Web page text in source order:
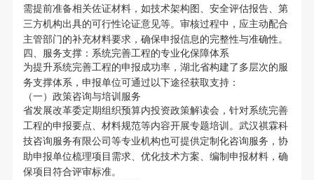
需提前准备相关佐证材料，如技术架构图、安全评估报告、第
三方机构出具的可行性论证意见等。审核过程中，应主动配合
主管部门的补充材料要求，确保申报信息的完整性与准确性。
四、服务支撑：系统完善工程的专业化保障体系
为提升系统完善工程的申报成功率，湖北省构建了多层次的服
务支撑体系，申报单位可通过以下途径获取支持：
（一）政策咨询与培训服务
省发展改革委定期组织预算内投资政策解读会，针对系统完善
工程的申报要点、材料规范等内容开展专题培训。武汉祺霖科
技咨询服务有限公司等专业机构也可提供定制化咨询服务，协
助申报单位梳理项目需求、优化技术方案、编制申报材料，确
保项目符合评审标准。